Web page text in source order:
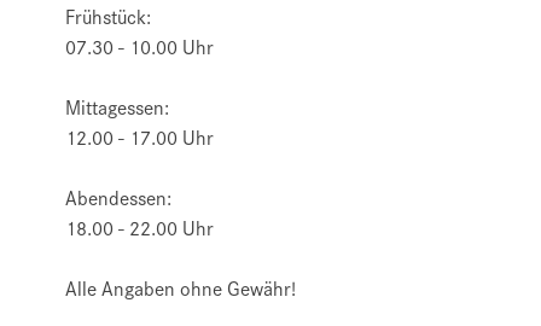
Frühstück:
07.30 - 10.00 Uhr
Mittagessen:
12.00 - 17.00 Uhr
Abendessen:
18.00 - 22.00 Uhr
Alle Angaben ohne Gewähr!